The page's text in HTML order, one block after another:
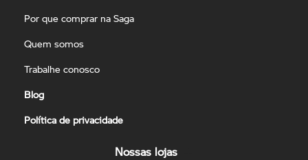
Por que comprar na Saga
Quem somos
Trabalhe conosco
Blog
Política de privacidade
Nossas lojas